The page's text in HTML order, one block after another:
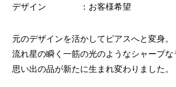
デザイン ：お客様希望
元のデザインを活かしてピアスへと変身。
流れ星の瞬く一筋の光のようなシャープな
思い出の品が新たに生まれ変わりました。